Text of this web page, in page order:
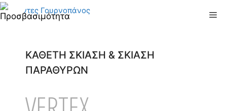
Μετάβαση
σε
ΚΑΘΕΤΗ ΣΚΙΑΣΗ & ΣΚΙΑΣΗ
ΠΑΡΑΘΥΡΩΝ